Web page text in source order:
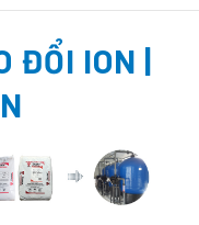
ĐỔI ION |